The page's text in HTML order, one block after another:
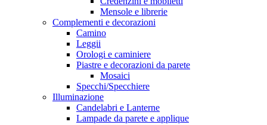
Mensole e librerie
Complementi e decorazioni
Camino
Leggii
Orologi e caminiere
Piastre e decorazioni da parete
Mosaici
Specchi/Specchiere
Illuminazione
Candelabri e Lanterne
Lampade da parete e applique